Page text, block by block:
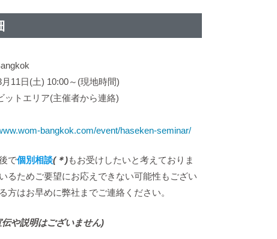
日(土) 10:00～(現地時間)
エリア(主催者から連絡)
bangkok.com/event/haseken-seminar/
で個別相談(＊)もお受けしたいと考えておりま
るためご要望にお応えできない可能性もござい
方はお早めに弊社までご連絡ください。
や説明はございません)